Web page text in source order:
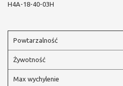
H4A-18-40-03H
Powtarzalność
Żywotność
Max wychylenie